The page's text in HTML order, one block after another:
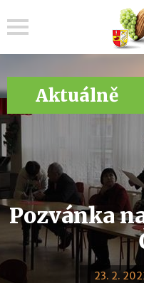
Aktuálně
Pozvánka
23. 2.